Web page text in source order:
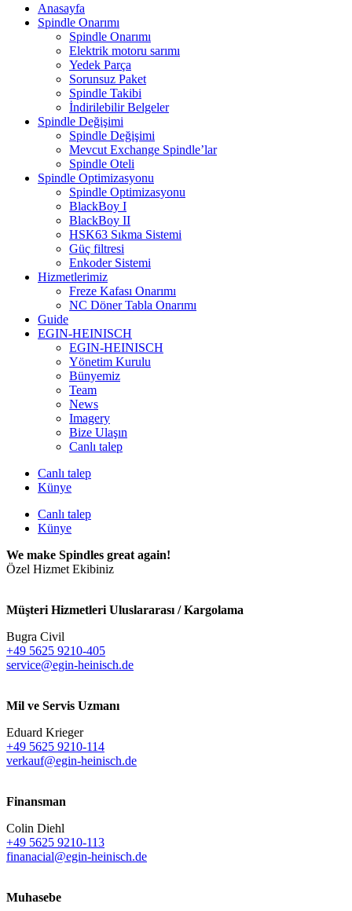
Anasayfa
Spindle Onarımı
Spindle Onarımı
Elektrik motoru sarımı
Yedek Parça
Sorunsuz Paket
Spindle Takibi
İndirilebilir Belgeler
Spindle Değişimi
Spindle Değişimi
Mevcut Exchange Spindle’lar
Spindle Oteli
Spindle Optimizasyonu
Spindle Optimizasyonu
BlackBoy I
BlackBoy II
HSK63 Sıkma Sistemi
Güç filtresi
Enkoder Sistemi
Hizmetlerimiz
Freze Kafası Onarımı
NC Döner Tabla Onarımı
Guide
EGIN-HEINISCH
EGIN-HEINISCH
Yönetim Kurulu
Bünyemiz
Team
News
Imagery
Bize Ulaşın
Canlı talep
Canlı talep
Künye
Canlı talep
Künye
We make Spindles great again!
Özel Hizmet Ekibiniz
Müşteri Hizmetleri Uluslararası / Kargolama
Bugra Civil
+49 5625 9210-405
service@egin-heinisch.de
Mil ve Servis Uzmanı
Eduard Krieger
+49 5625 9210-114
verkauf@egin-heinisch.de
Finansman
Colin Diehl
+49 5625 9210-113
finanacial@egin-heinisch.de
Muhasebe